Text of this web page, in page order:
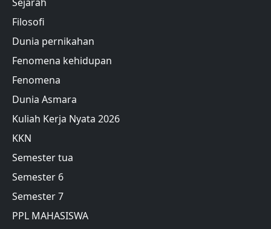
Filosofi
Dunia pernikahan
Fenomena kehidupan
Fenomena
Dunia Asmara
Kuliah Kerja Nyata 2026
KKN
Semester tua
Semester 6
Semester 7
PPL MAHASISWA